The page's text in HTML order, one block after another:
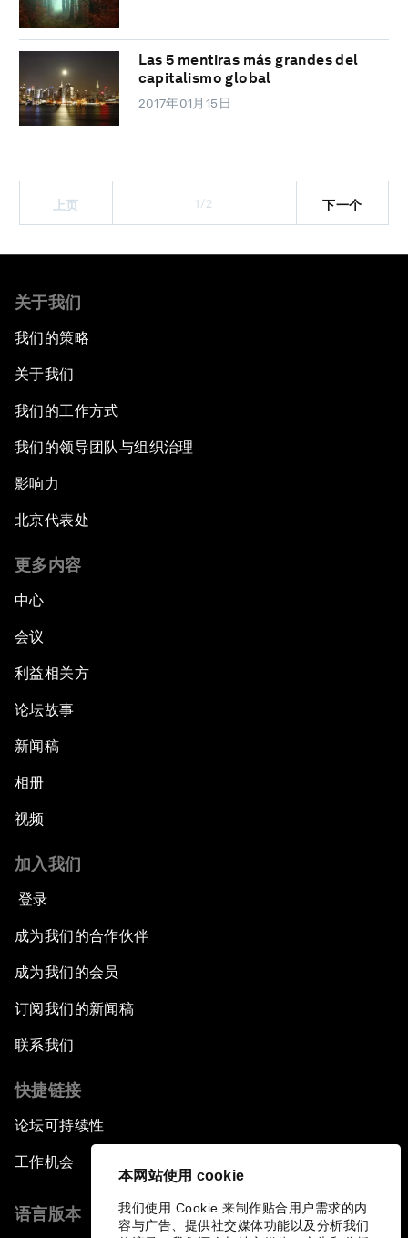
本网站使用 cookie
我们使用 Cookie 来制作贴合用户需求的内
容与广告、提供社交媒体功能以及分析我们
Las 5 mentiras más grandes del
capitalismo global
2017年01月15日
上页 1/2 下一个
关于我们
我们的策略
关于我们
我们的工作方式
我们的领导团队与组织治理
影响力
北京代表处
更多内容
中心
会议
利益相关方
论坛故事
新闻稿
相册
视频
加入我们
登录
成为我们的合作伙伴
成为我们的会员
订阅我们的新闻稿
联系我们
快捷链接
论坛可持续性
工作机会
语言版本